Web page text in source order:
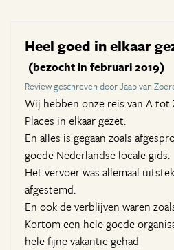
Heel goed in elkaar
(bezocht in februari 2019)
Review geschreven door Jaap van
Wij hebben onze reis van A
Places in elkaar gezet.
En alles is gegaan zoals
goede Nederlandse locale gids.
Het vervoer was allemaal
afgestemd.
En ook de verblijven waren
Kortom een hele goede
hele fijne vakantie gehad